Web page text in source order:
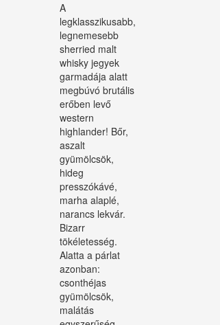
A
legklasszikusabb,
legnemesebb
sherried malt
whisky jegyek
garmadája alatt
megbúvó brutális
erőben levő
western
highlander! Bőr,
aszalt
gyümölcsök,
hideg
presszókávé,
marha alaplé,
narancs lekvár.
Bizarr
tökéletesség.
Alatta a párlat
azonban:
csonthéjas
gyümölcsök,
malátás